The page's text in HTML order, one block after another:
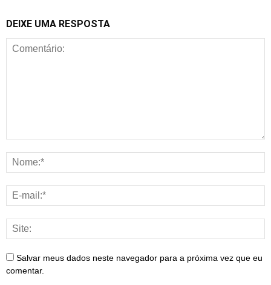
DEIXE UMA RESPOSTA
Salvar meus dados neste navegador para a próxima vez que eu
comentar.